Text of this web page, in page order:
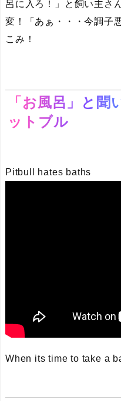
呂に入ろ！」と飼い主さ
変！「あぁ・・・今調子
こみ！
「お風呂」と聞
ットブル
Pitbull hates baths
When its time to take a